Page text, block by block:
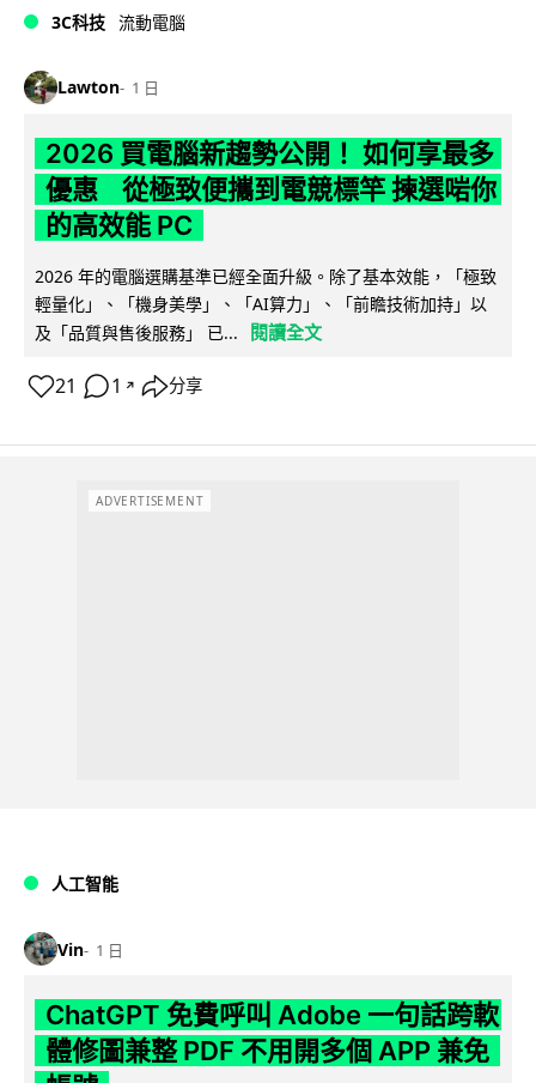
3C科技 流動電腦
Lawton 1 日
2026 買電腦新趨勢公開！ 如何享最多
優惠 從極致便攜到電競標竿 揀選啱你
的高效能 PC
2026 年的電腦選購基準已經全面升級。除了基本效能，「極致
輕量化」、「機身美學」、「AI算力」、「前瞻技術加持」以
及「品質與售後服務」 已...
閱讀全文
21 1 ↗ 分享
ADVERTISEMENT
人工智能
Vin 1 日
ChatGPT 免費呼叫 Adobe 一句話跨軟
體修圖兼整 PDF 不用開多個 APP 兼免